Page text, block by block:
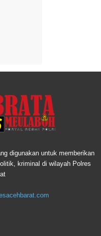
digunakan untuk memberikan
kriminal di wilayah Polres